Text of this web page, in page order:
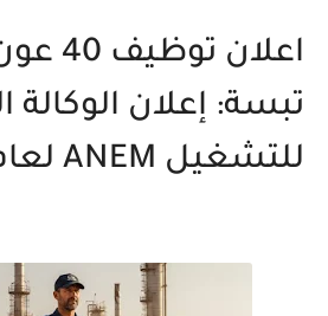
اعلان
تبسة: إعلان الوكالة
للتشغيل ANEM لعام 2026